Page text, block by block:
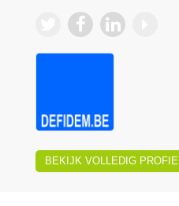
BEKIJK VOLLEDIG PROFIEL